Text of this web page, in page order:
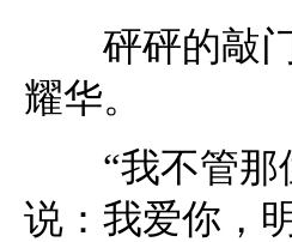
砰砰的敲门
耀华。
“我不管那位
说：我爱你，